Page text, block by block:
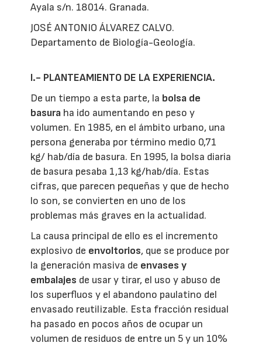
Ayala s/n. 18014. Granada.
JOSÉ ANTONIO ÁLVAREZ CALVO.
Departamento de Biología-Geología.
I.- PLANTEAMIENTO DE LA EXPERIENCIA.
De un tiempo a esta parte, la bolsa de
basura ha ido aumentando en peso y
volumen. En 1985, en el ámbito urbano, una
persona generaba por término medio 0,71
kg/ hab/día de basura. En 1995, la bolsa diaria
de basura pesaba 1,13 kg/hab/día. Estas
cifras, que parecen pequeñas y que de hecho
lo son, se convierten en uno de los
problemas más graves en la actualidad.
La causa principal de ello es el incremento
explosivo de envoltorios, que se produce por
la generación masiva de envases y
embalajes de usar y tirar, el uso y abuso de
los superfluos y el abandono paulatino del
envasado reutilizable. Esta fracción residual
ha pasado en pocos años de ocupar un
volumen de residuos de entre un 5 y un 10%